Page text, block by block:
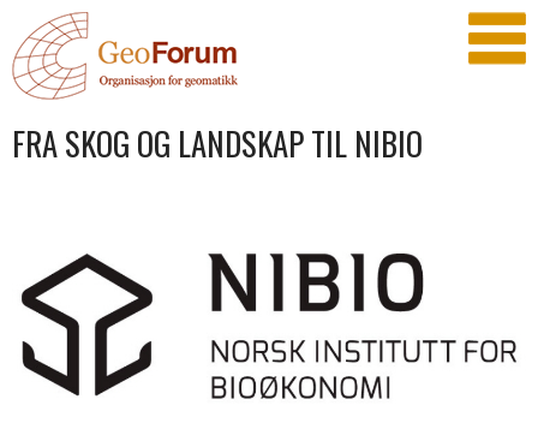
FRA SKOG OG LANDSKAP TIL NIBIO